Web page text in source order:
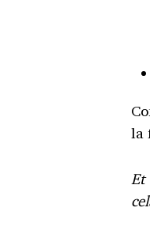
la
Et